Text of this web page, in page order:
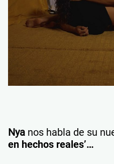
Nya nos habla de su
en hechos reales’…